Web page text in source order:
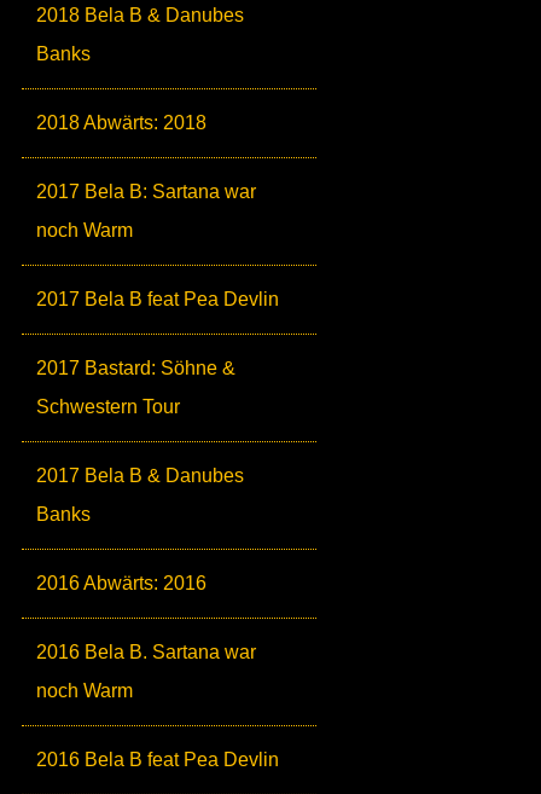
2018 Bela B & Danubes
Banks
2018 Abwärts: 2018
2017 Bela B: Sartana war
noch Warm
2017 Bela B feat Pea Devlin
2017 Bastard: Söhne &
Schwestern Tour
2017 Bela B & Danubes
Banks
2016 Abwärts: 2016
2016 Bela B. Sartana war
noch Warm
2016 Bela B feat Pea Devlin